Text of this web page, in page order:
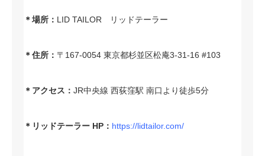
＊場所： LID TAILOR リッドテーラー
＊住所： 〒167-0054 東京都杉並区松庵3-31-16 #103
＊アクセス： JR中央線 西荻窪駅 南口より徒歩5分
＊リッドテーラー HP： https://lidtailor.com/